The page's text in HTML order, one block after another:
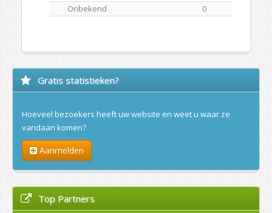
Onbekend
0
Gratis statistieken?
Hoeveel bezoekers heeft uw website en weet u waar ze
vandaan komen?
Aanmelden
Top Partners